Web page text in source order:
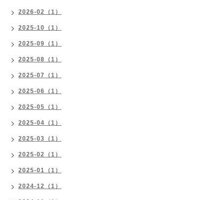
2026-02（1）
2025-10（1）
2025-09（1）
2025-08（1）
2025-07（1）
2025-06（1）
2025-05（1）
2025-04（1）
2025-03（1）
2025-02（1）
2025-01（1）
2024-12（1）